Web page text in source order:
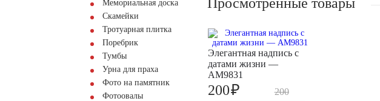
Мемориальная доска
Скамейки
Тротуарная плитка
Поребрик
Тумбы
Урна для праха
Фото на памятник
Фотоовалы
Элегантная надпись с
датами жизни —
AM9831
200
200₽